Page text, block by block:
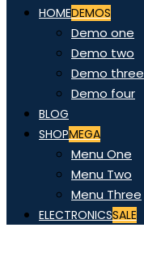
HOMEDEMOS
Demo one
Demo two
Demo three
Demo four
BLOG
SHOPMEGA
Menu One
Menu Two
Menu Three
ELECTRONICSSALE